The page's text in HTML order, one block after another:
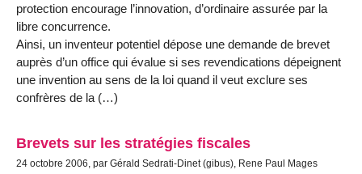
protection encourage l’innovation, d’ordinaire assurée par la
libre concurrence.
Ainsi, un inventeur potentiel dépose une demande de brevet
auprès d’un office qui évalue si ses revendications dépeignent
une invention au sens de la loi quand il veut exclure ses
confrères de la (…)
Brevets sur les stratégies fiscales
24 octobre 2006, par Gérald Sedrati-Dinet (gibus), Rene Paul Mages